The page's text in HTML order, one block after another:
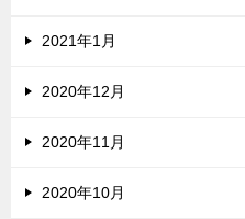
2021年1月
2020年12月
2020年11月
2020年10月